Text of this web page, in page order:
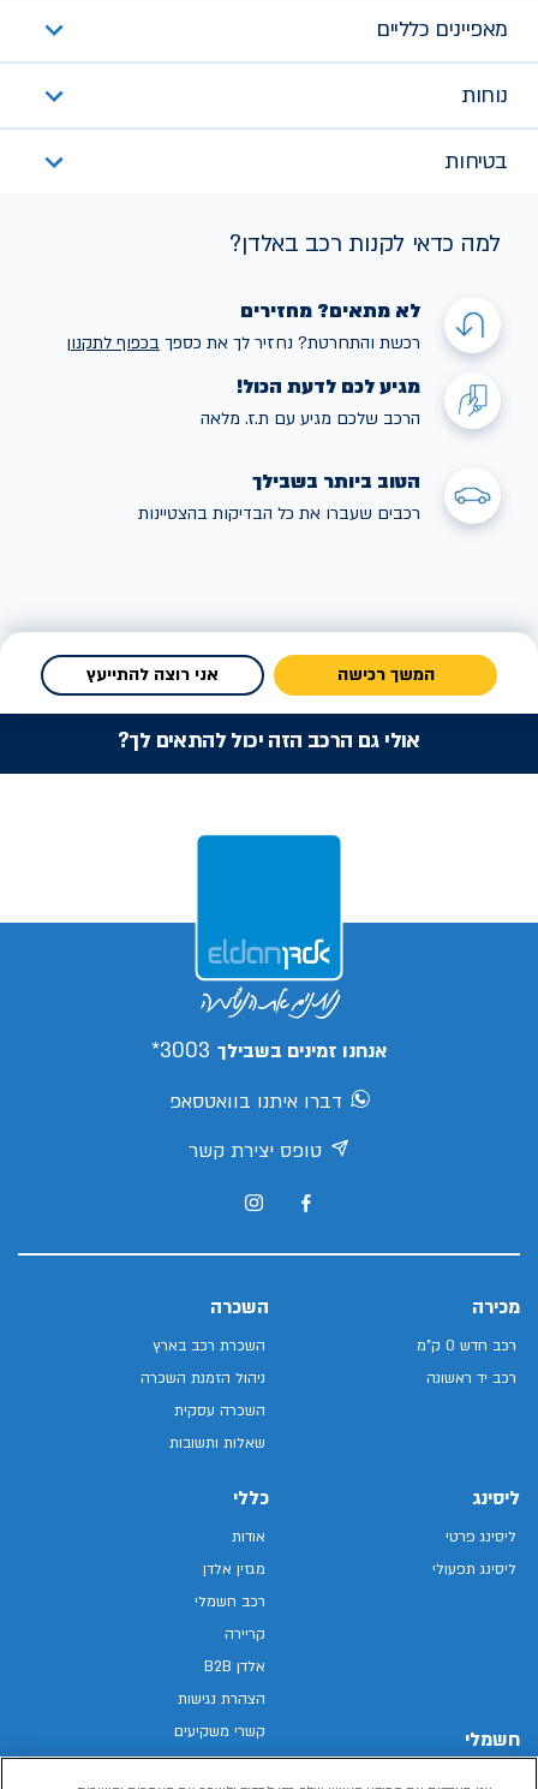
מאפיינים כלליים
נוחות
בטיחות
למה כדאי לקנות רכב באלדן?
לא מתאים? מחזירים
רכשת והתחרטת? נחזיר לך את כספך בכפוף לתקנון
מגיע לכם לדעת הכול!
הרכב שלכם מגיע עם ת.ז. מלאה
הטוב ביותר בשבילך
רכבים שעברו את כל הבדיקות בהצטיינות
המשך רכישה אני רוצה להתייעץ
אולי גם הרכב הזה יכול להתאים לך?
אנחנו זמינים בשבילך 3003*
דברו איתנו בוואטסאפ
טופס יצירת קשר
מכירה
רכב חדש 0 ק"מ
רכב יד ראשונה
השכרה
השכרת רכב בארץ
ניהול הזמנת השכרה
השכרה עסקית
שאלות ותשובות
ליסינג
ליסינג פרטי
ליסינג תפעולי
חשמלי
כללי
אודות
מגזין אלדן
רכב חשמלי
קריירה
אלדן B2B
הצהרת נגישות
קשרי משקיעים
מפת האתר